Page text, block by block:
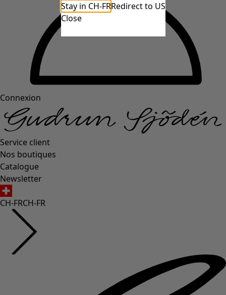
Connexion
Service client
Nos boutiques
Catalogue
Newsletter
CH-FRCH-FR
Stay in CH-FRRedirect to US
Close